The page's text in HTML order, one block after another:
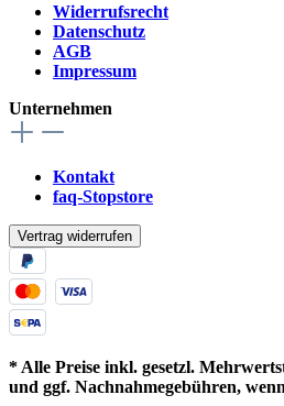
Widerrufsrecht
Datenschutz
AGB
Impressum
Unternehmen
Kontakt
faq-Stopstore
Vertrag widerrufen
* Alle Preise inkl. gesetzl.
und ggf. Nachnahmegebühren,